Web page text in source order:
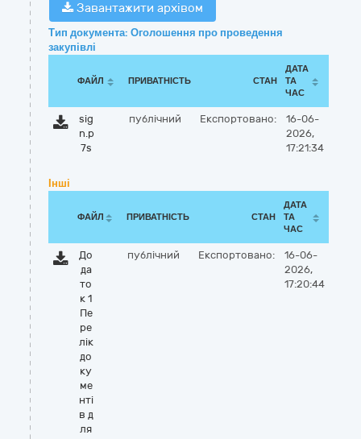
Завантажити архівом
Тип документа: Оголошення про проведення
закупівлі
ФАЙЛ ПРИВАТНІСТЬ СТАН
ДАТА
ТА
ЧАС
sig
n.p
7s
публічний Експортовано:
16-06-
2026,
17:21:34
Інші
ФАЙЛ ПРИВАТНІСТЬ СТАН
ДАТА
ТА
ЧАС
До
да
то
к 1
Пе
ре
лік
до
ку
ме
нті
в д
ля
публічний Експортовано:
16-06-
2026,
17:20:44